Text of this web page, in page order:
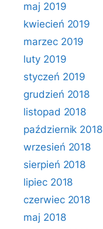
maj 2019
kwiecień 2019
marzec 2019
luty 2019
styczeń 2019
grudzień 2018
listopad 2018
październik 2018
wrzesień 2018
sierpień 2018
lipiec 2018
czerwiec 2018
maj 2018